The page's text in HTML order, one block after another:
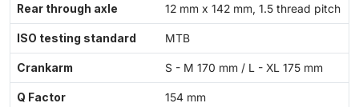
Rear through axle 12 mm x 142 mm, 1.5 thread pitch
ISO testing standard MTB
Crankarm S - M 170 mm / L - XL 175 mm
Q Factor 154 mm